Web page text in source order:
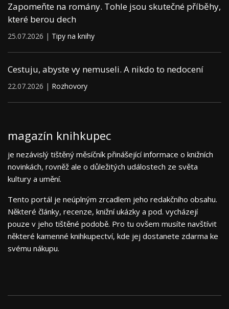
Zapomeňte na romány. Tohle jsou skutečné příběhy,
které berou dech
25.07.2026 | Tipy na knihy
Cestuju, abyste vy nemuseli. A nikdo to nedocení
22.07.2026 | Rozhovory
magazín knihkupec
je nezávislý tištěný měsíčník přinášející informace o knižních
novinkách, rovněž ale o důležitých událostech ze světa
kultury a umění.
Tento portál je neúplným zrcadlem jeho redakčního obsahu.
Některé články, recenze, knižní ukázky a pod. vycházejí
pouze v jeho tištěné podobě. Pro tu ovšem musíte navštívit
některé kamenné knihkupectví, kde jej dostanete zdarma ke
svému nákupu.